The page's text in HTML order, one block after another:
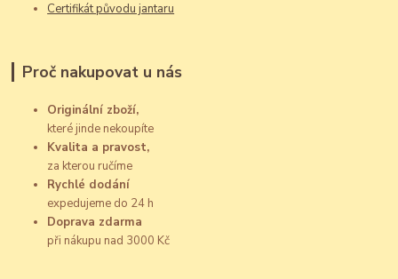
Certifikát původu jantaru
Proč nakupovat u nás
Originální zboží,
které jinde nekoupíte
Kvalita a pravost,
za kterou ručíme
Rychlé dodání
expedujeme do 24 h
Doprava zdarma
při nákupu nad 3000 Kč